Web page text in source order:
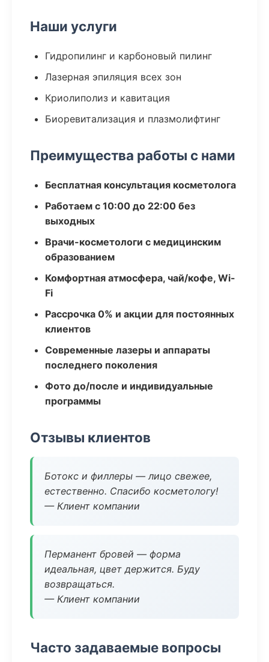
Наши услуги
Гидропилинг и карбоновый пилинг
Лазерная эпиляция всех зон
Криолиполиз и кавитация
Биоревитализация и плазмолифтинг
Преимущества работы с нами
Бесплатная консультация косметолога
Работаем с 10:00 до 22:00 без
выходных
Врачи-косметологи с медицинским
образованием
Комфортная атмосфера, чай/кофе, Wi-
Fi
Рассрочка 0% и акции для постоянных
клиентов
Современные лазеры и аппараты
последнего поколения
Фото до/после и индивидуальные
программы
Отзывы клиентов
Ботокс и филлеры — лицо свежее,
естественно. Спасибо косметологу!
— Клиент компании
Перманент бровей — форма
идеальная, цвет держится. Буду
возвращаться.
— Клиент компании
Часто задаваемые вопросы